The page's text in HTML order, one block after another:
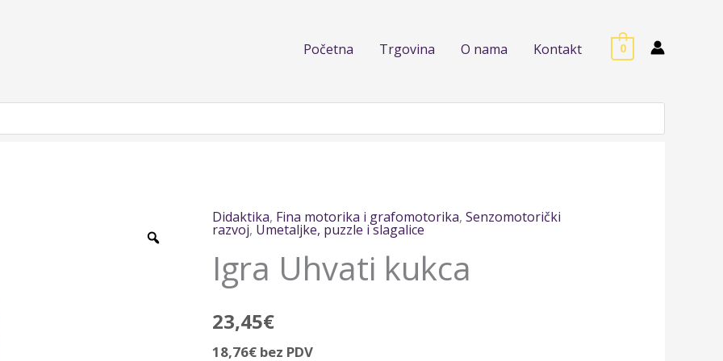
Početna Trgovina O nama Kontakt 0
Didaktika, Fina motorika i grafomotorika,Senzomotorički
razvoj, Umetaljke, puzzle i slagalice
Igra Uhvati kukca
23,45€
18,76€ bez PDV
Igra
kukca
količina